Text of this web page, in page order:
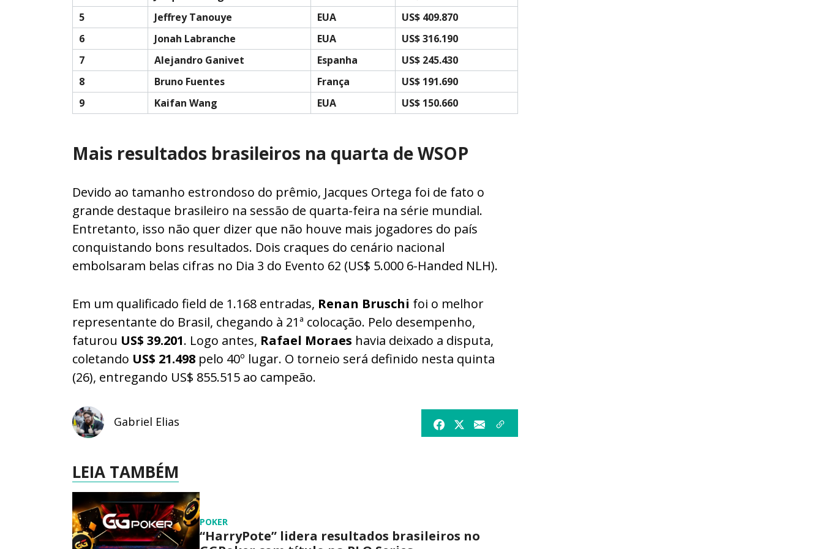
5
Jeffrey Tanouye EUA
US$ 409.870
6
Jonah Labranche EUA
US$ 316.190
7
Alejandro Ganivet Espanha
US$ 245.430
8
Bruno Fuentes França
US$ 191.690
9
Kaifan Wang EUA US$ 150.660
Mais resultados brasileiros na quarta de WSOP
Devido ao tamanho estrondoso do prêmio, Jacques Ortega foi de fato o
grande destaque brasileiro na sessão de quarta-feira na série mundial.
Entretanto, isso não quer dizer que não houve mais jogadores do país
conquistando bons resultados. Dois craques do cenário nacional
embolsaram belas cifras no Dia 3 do Evento 62 (US$ 5.000 6-Handed NLH).
Em um qualificado field de 1.168 entradas, Renan Bruschi foi o melhor
representante do Brasil, chegando à 21ª colocação. Pelo desempenho,
faturou US$ 39.201. Logo antes, Rafael Moraes havia deixado a disputa,
coletando US$ 21.498 pelo 40º lugar. O torneio será definido nesta quinta
(26), entregando US$ 855.515 ao campeão.
Gabriel Elias
LEIA TAMBÉM
POKER
“HarryPote” lidera resultados brasileiros no